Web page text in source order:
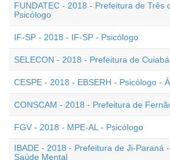
FUNDATEC - 2018 - Prefeitura de Três
Psicólogo
IF-SP - 2018 - IF-SP - Psicólogo
SELECON - 2018 - Prefeitura de
CESPE - 2018 - EBSERH - Psicólogo -
CONSCAM - 2018 - Prefeitura de
FGV - 2018 - MPE-AL - Psicólogo
IBADE - 2018 - Prefeitura de Ji-Paraná
Saúde Mental